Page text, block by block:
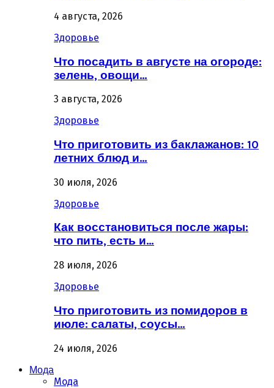
4 августа, 2026
Здоровье
Что посадить в августе на огороде:
зелень, овощи…
3 августа, 2026
Здоровье
Что приготовить из баклажанов: 10
летних блюд и…
30 июля, 2026
Здоровье
Как восстановиться после жары:
что пить, есть и…
28 июля, 2026
Здоровье
Что приготовить из помидоров в
июле: салаты, соусы…
24 июля, 2026
Мода
Мода